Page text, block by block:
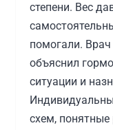
степени. Вес
помогали.
объяснил
ситуации и
схем,